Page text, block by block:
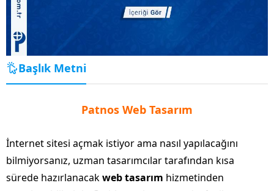
Başlık Metni
Patnos Web Tasarım
İnternet sitesi açmak istiyor ama nasıl yapılacağını
bilmiyorsanız, uzman tasarımcılar tarafından kısa
sürede hazırlanacakweb tasarım hizmetinden